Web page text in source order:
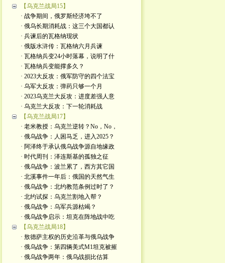
【乌克兰战局15】
· 战争期间，俄罗斯经济垮不了
· 俄乌长期消耗战：这三个大国都认
· 兵谏后的瓦格纳现状
· 俄版水浒传：瓦格纳六月兵谏
· 瓦格纳兵变24小时落幕，说明了什
· 瓦格纳兵变能撑多久？
· 2023大反攻：俄军防守的四个法宝
· 乌军大反攻：弹药只够一个月
· 2023乌克兰大反攻：进度差强人意
· 乌克兰大反攻：下一轮消耗战
【乌克兰战局17】
· 老米教授：乌克兰逆转？No，No，
· 俄乌战争：人困马乏，进入2025？
· 阿泽终于承认俄乌战争源自地缘政
· 时代周刊：泽连斯基的孤独之征
· 俄乌战争：波兰累了，西方其它国
· 北溪事件一年后：俄国的天然气生
· 俄乌战争：北约教范条例过时了？
· 北约试探：乌克兰割地入帮？
· 俄乌战争：乌军兵源枯竭？
· 俄乌战争启示：坦克在阵地战中吃
【乌克兰战局18】
· 敖德萨主权的历史沿革与俄乌战争
· 俄乌战争：第四辆美式M1坦克被摧
· 俄乌战争两年：俄乌战损比估算